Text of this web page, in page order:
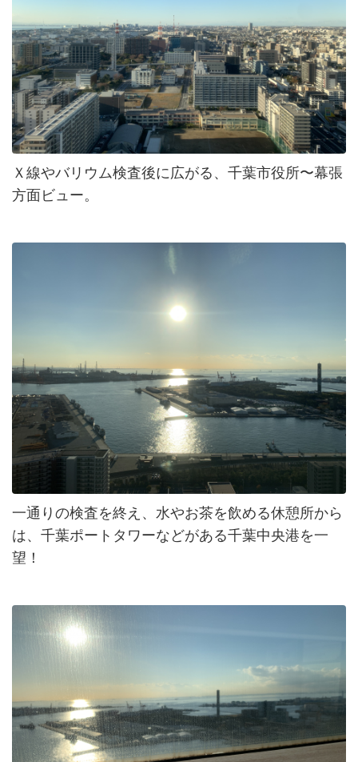
Ｘ線やバリウム検査後に広がる、千葉市役所〜幕張
方面ビュー。
一通りの検査を終え、水やお茶を飲める休憩所から
は、千葉ポートタワーなどがある千葉中央港を一
望！